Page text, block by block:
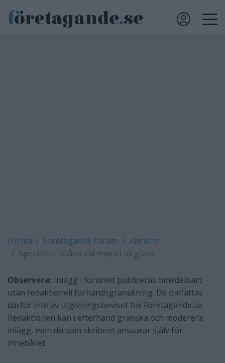
Forum Företagande Forum
Allmänt
Speciellt tillstånd vid import av glass
Observera: Inlägg i forumet publiceras omedelbart
utan redaktionell förhandsgranskning. De omfattas
därför inte av utgivningsbeviset för Företagande.se.
Redaktionen kan i efterhand granska och moderera
inlägg, men du som skribent ansvarar själv för
innehållet.